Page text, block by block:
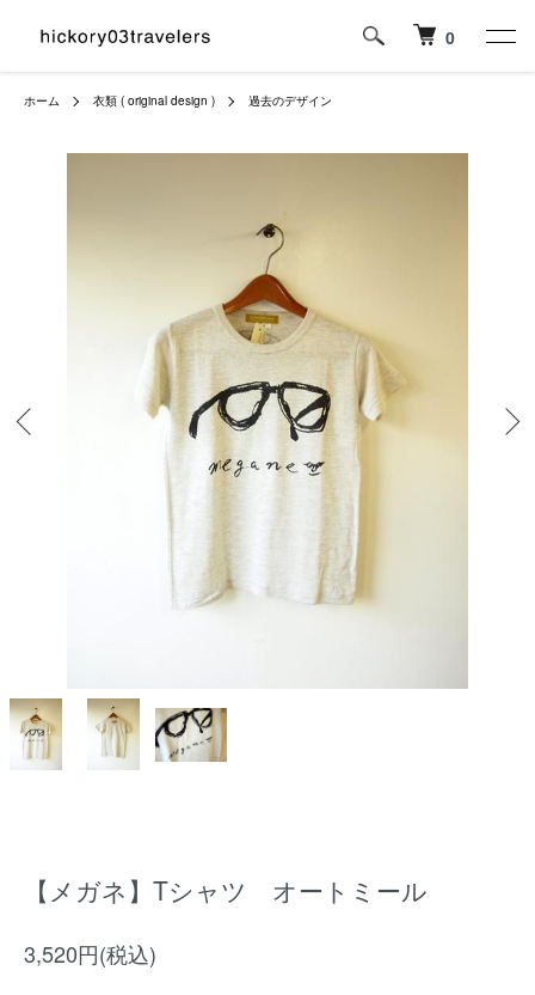
0
ホーム 衣類 ( original design ) 過去のデザイン
【メガネ】Tシャツ オートミール
3,520円(税込)